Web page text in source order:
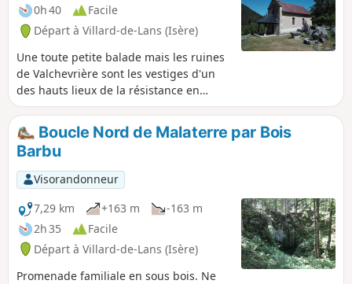
0h 40
Facile
Départ à Villard-de-Lans (Isère)
Une toute petite balade mais les ruines
de Valchevrière sont les vestiges d'un
des hauts lieux de la résistance en
Vercors. Ce hameau servit de camp aux
maquisards et fut réduit en cendre le 23
Juillet 1944 par les Nazis. Seule la
chapelle a été épargnée. Compter 1h à
1h30 avec la visite du hameau.
Boucle Nord de Malaterre par Bois
Barbu
Visorandonneur
7,29 km
+163 m
-163 m
2h 35
Facile
Départ à Villard-de-Lans (Isère)
Promenade familiale en sous bois. Ne